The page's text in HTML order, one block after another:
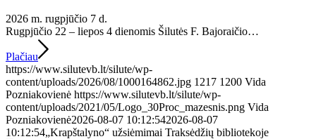
2026 m. rugpjūčio 7 d.
Rugpjūčio 22 – liepos 4 dienomis Šilutės F. Bajoraičio…
Plačiau
https://www.silutevb.lt/silute/wp-
content/uploads/2026/08/1000164862.jpg 1217 1200 Vida
Pozniakovienė https://www.silutevb.lt/silute/wp-
content/uploads/2021/05/Logo_30Proc_mazesnis.png Vida
Pozniakovienė2026-08-07 10:12:542026-08-07
10:12:54„Krapštalyno“ užsiėmimai Traksėdžių bibliotekoje